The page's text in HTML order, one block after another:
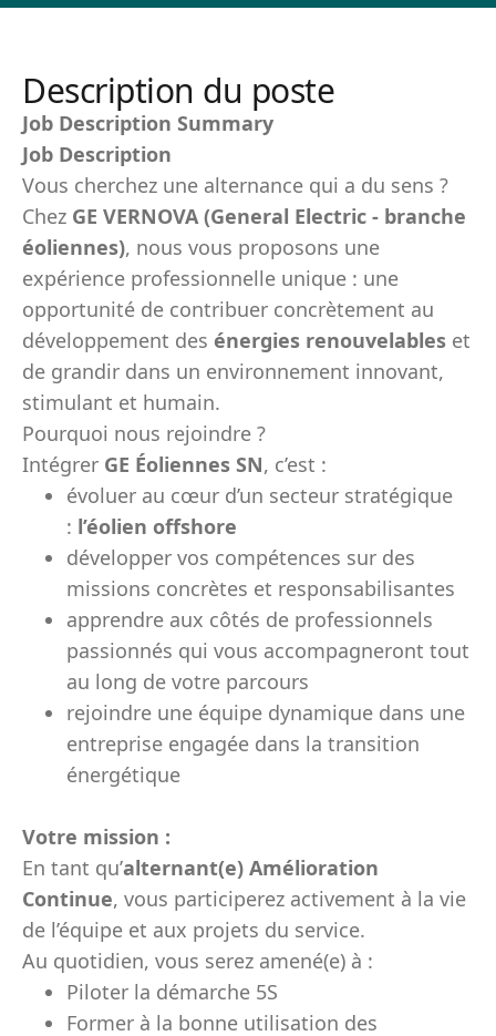
Description du poste
Job Description Summary
Job Description
Vous cherchez une alternance qui a du sens ?
Chez GE VERNOVA (General Electric - branche
éoliennes), nous vous proposons une
expérience professionnelle unique : une
opportunité de contribuer concrètement au
développement des énergies renouvelables et
de grandir dans un environnement innovant,
stimulant et humain.
Pourquoi nous rejoindre ?
Intégrer GE Éoliennes SN, c’est :
évoluer au cœur d’un secteur stratégique
: l’éolien offshore
développer vos compétences sur des
missions concrètes et responsabilisantes
apprendre aux côtés de professionnels
passionnés qui vous accompagneront tout
au long de votre parcours
rejoindre une équipe dynamique dans une
entreprise engagée dans la transition
énergétique
Votre mission :
En tant qu’alternant(e) Amélioration
Continue, vous participerez activement à la vie
de l’équipe et aux projets du service.
Au quotidien, vous serez amené(e) à :
Piloter la démarche 5S
Former à la bonne utilisation des